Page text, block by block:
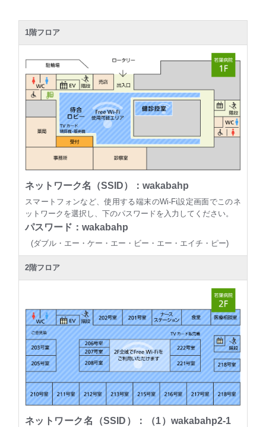
1階フロア
ネットワーク名（SSID）：wakabahp
スマートフォンなど、使用する端末のWi-Fi設定画面でこのネ
ットワークを選択し、下のパスワードを入力してください。
パスワード：wakabahp
(ダブル・エー・ケー・エー・ビー・エー・エイチ・ピー)
2階フロア
ネットワーク名（SSID）：（1）wakabahp2-1